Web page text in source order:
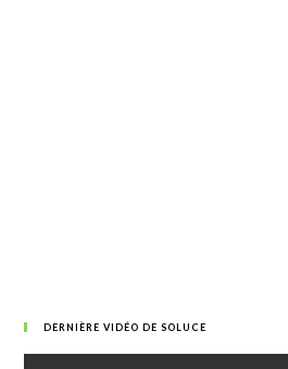
DERNIÈRE VIDÉO DE SOLUCE